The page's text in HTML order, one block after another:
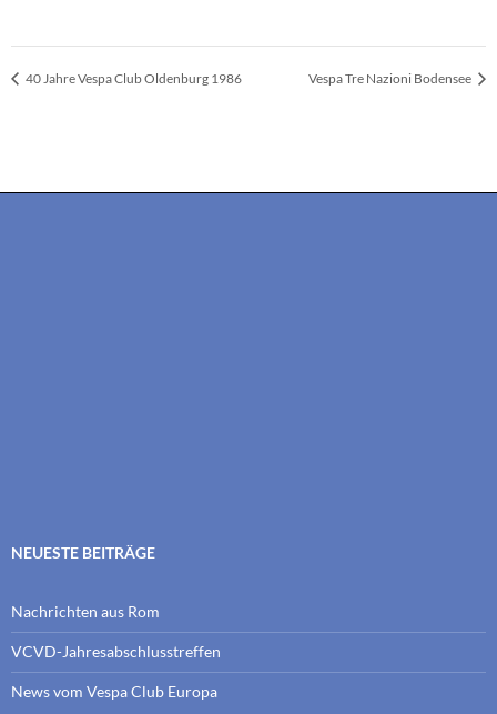
40 Jahre Vespa Club Oldenburg 1986 Vespa Tre Nazioni Bodensee
NEUESTE BEITRÄGE
Nachrichten aus Rom
VCVD-Jahresabschlusstreffen
News vom Vespa Club Europa